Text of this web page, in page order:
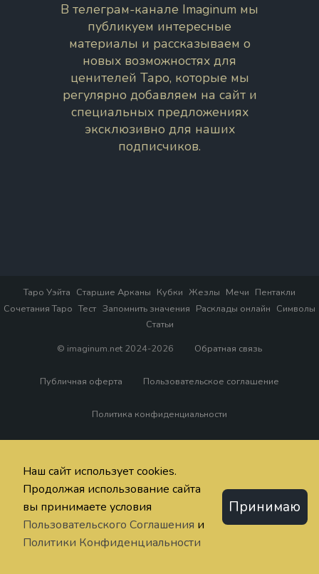
В телеграм-канале Imaginum мы
публикуем интересные
материалы и рассказываем о
новых возможностях для
ценителей Таро, которые мы
регулярно добавляем на сайт и
специальных предложениях
эксклюзивно для наших
подписчиков.
Таро Уэйта Старшие Арканы Кубки Жезлы Мечи Пентакли
Сочетания Таро Тест Запомнить значения Расклады онлайн Символы
Статьи
© imaginum.net 2024-2026
Обратная связь
Публичная оферта Пользовательское соглашение
Политика конфиденциальности
Наш сайт использует cookies.
Продолжая использование сайта
вы принимаете условия
Пользовательского Соглашения и
Политики Конфиденциальности
Принимаю